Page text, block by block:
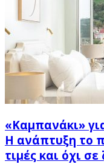
«Καμπανάκι»
Η ανάπτυξη το
τιμές και όχι